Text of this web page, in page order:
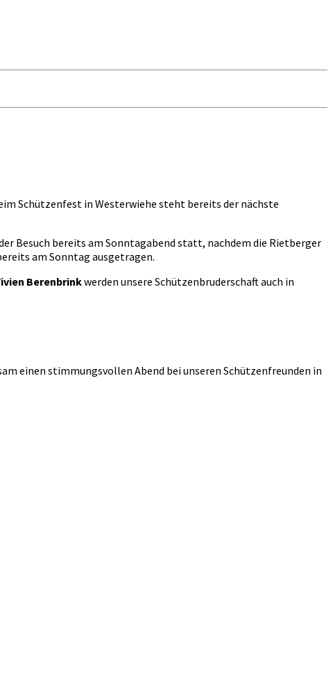
Schützenfest in Westerwiehe steht bereits der nächste
Besuch bereits am Sonntagabend statt, nachdem die Rietberger
am Sonntag ausgetragen.
Berenbrinkwerden unsere Schützenbruderschaft auch in
einen stimmungsvollen Abend bei unseren Schützenfreunden in